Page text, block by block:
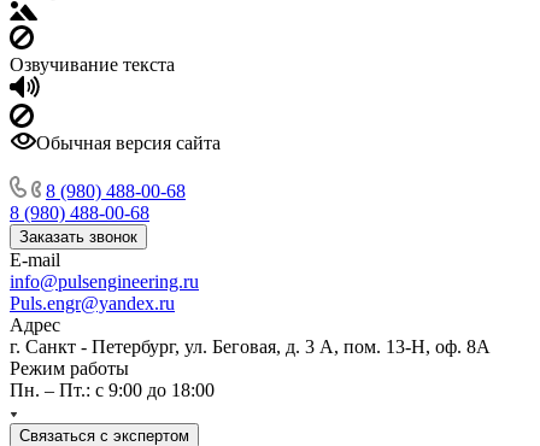
Озвучивание текста
Обычная версия сайта
8 (980) 488-00-68
8 (980) 488-00-68
Заказать звонок
E-mail
info@pulsengineering.ru
Puls.engr@yandex.ru
Адрес
г. Санкт - Петербург, ул. Беговая, д. 3 А, пом. 13-Н, оф. 8А
Режим работы
Пн. – Пт.: с 9:00 до 18:00
Связаться с экспертом